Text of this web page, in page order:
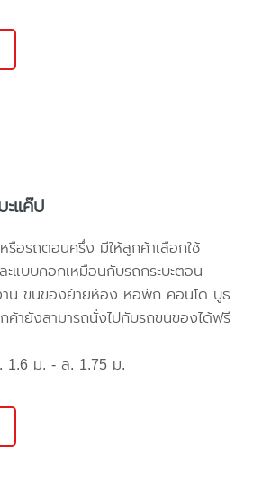
ะแค๊ป
รือรถตอนครึ่ง มีให้ลูกค้าเลือกใช้
แบบคอกเหมือนกับรถกระบะตอน
าน ขนของย้ายห้อง หอพัก คอนโด บูธ
ค้ายังสามารถนั่งไปกับรถขนของได้ฟรี
1.6 ม. - ล. 1.75 ม.